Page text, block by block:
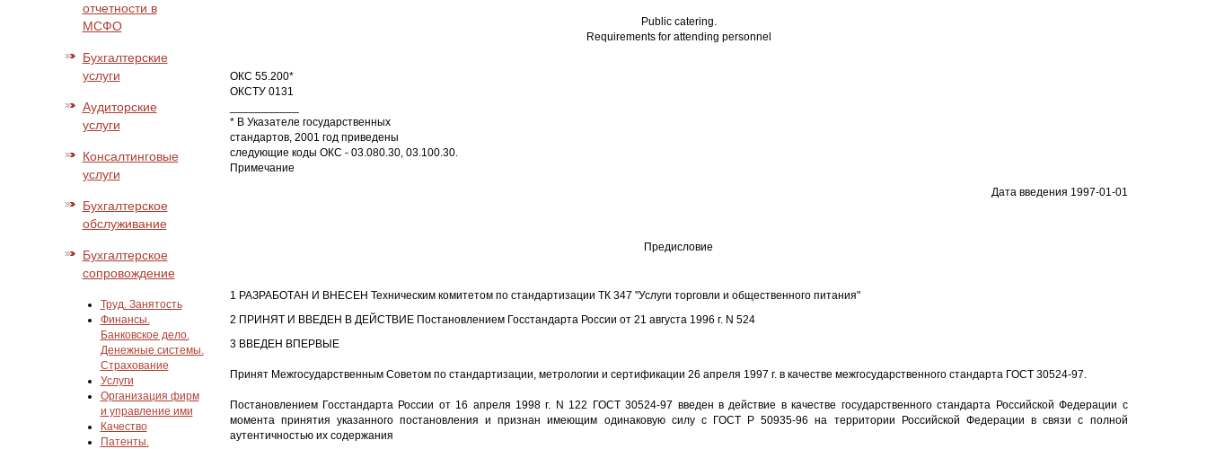
отчетности в
МСФО
Бухгалтерские
услуги
Аудиторские
услуги
Консалтинговые
услуги
Бухгалтерское
обслуживание
Бухгалтерское
сопровождение
Труд. Занятость
Финансы.
Банковское дело.
Денежные системы.
Страхование
Услуги
Организация фирм
и управление ими
Качество
Патенты.
Public catering.
Requirements for attending personnel
ОКС 55.200*
ОКСТУ 0131
* В Указателе государственных
стандартов, 2001 год приведены
следующие коды ОКС - 03.080.30, 03.100.30.
Примечание
Дата введения 1997-01-01
Предисловие
1 РАЗРАБОТАН И ВНЕСЕН Техническим комитетом по стандартизации ТК 347 "Услуги торговли и общественного питания"
2 ПРИНЯТ И ВВЕДЕН В ДЕЙСТВИЕ Постановлением Госстандарта России от 21 августа 1996 г. N 524
3 ВВЕДЕН ВПЕРВЫЕ
Принят Межгосударственным Советом по стандартизации, метрологии и сертификации 26 апреля 1997 г. в качестве межгосударственного стандарта ГОСТ 30524-97.
Постановлением Госстандарта России от 16 апреля 1998 г. N 122 ГОСТ 30524-97 введен в действие в качестве государственного стандарта Российской Федерации с
момента принятия указанного постановления и признан имеющим одинаковую силу с ГОСТ Р 50935-96 на территории Российской Федерации в связи с полной
аутентичностью их содержания